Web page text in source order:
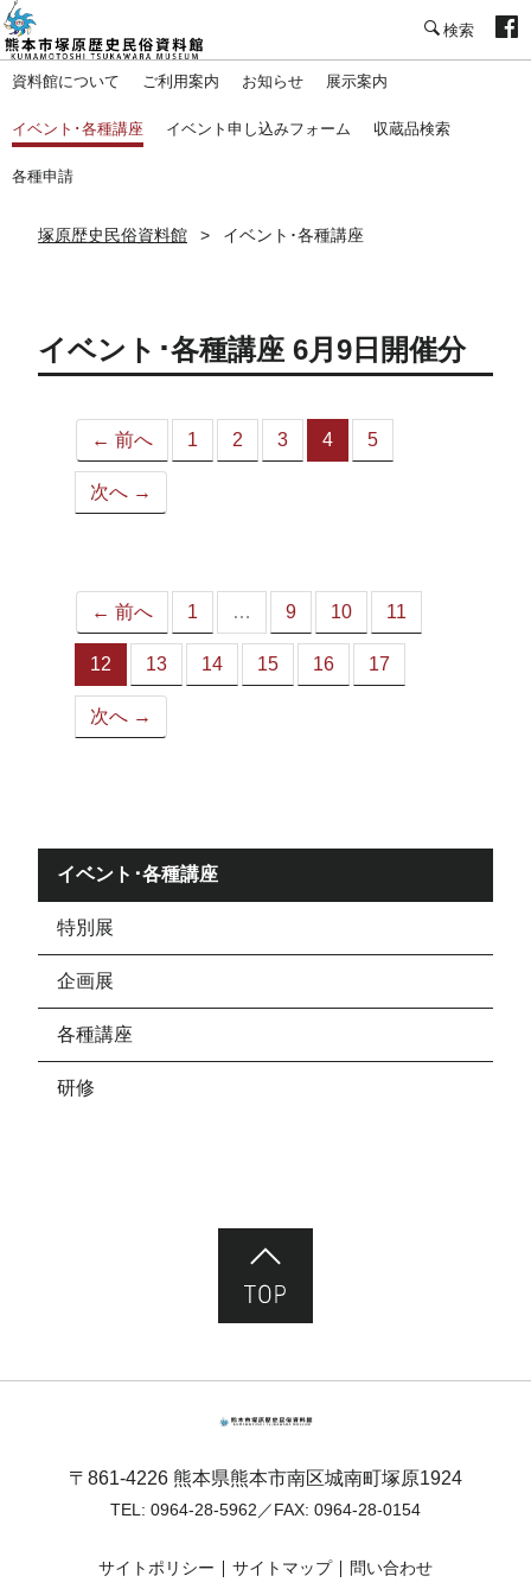
資料館について ご利用案内 お知らせ 展示案内
イベント･各種講座 イベント申し込みフォーム 収蔵品検索
各種申請
塚原歴史民俗資料館 イベント･各種講座
イベント･各種講座 6月9日開催分
← 前へ 1 2 3 4
（こ
5
次へ →
← 前へ 1 … 9 10 11
12
（こ
の
ペ
13 14 15 16 17
次へ →
イベント･各種講座
特別展
企画展
各種講座
研修
〒861-4226 熊本県熊本市南区城南町塚原1924
TEL: 0964-28-5962 ／FAX: 0964-28-0154
サイトポリシー サイトマップ 問い合わせ